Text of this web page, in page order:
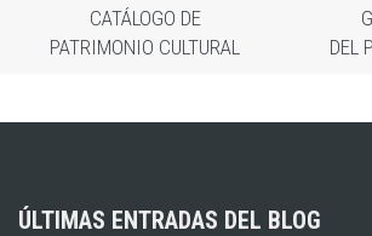
CATÁLOGO DE
PATRIMONIO CULTURAL
DEL
ÚLTIMAS ENTRADAS DEL BLOG